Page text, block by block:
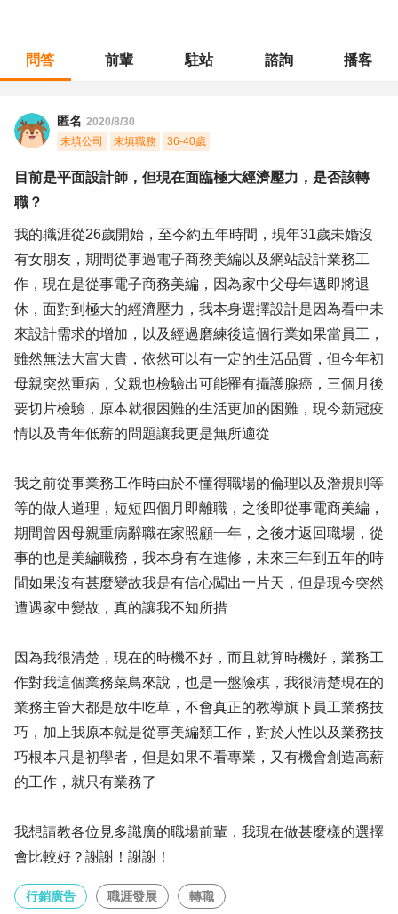
問答 前輩 駐站 諮詢 播客
匿名 2020/8/30
未填公司
未填職務 36-40歲
目前是平面設計師，但現在面臨極大經濟壓力，是否該轉
職？
我的職涯從26歲開始，至今約五年時間，現年31歲未婚沒
有女朋友，期間從事過電子商務美編以及網站設計業務工
作，現在是從事電子商務美編，因為家中父母年邁即將退
休，面對到極大的經濟壓力，我本身選擇設計是因為看中未
來設計需求的增加，以及經過磨練後這個行業如果當員工，
雖然無法大富大貴，依然可以有一定的生活品質，但今年初
母親突然重病，父親也檢驗出可能罹有攝護腺癌，三個月後
要切片檢驗，原本就很困難的生活更加的困難，現今新冠疫
情以及青年低薪的問題讓我更是無所適從
我之前從事業務工作時由於不懂得職場的倫理以及潛規則等
等的做人道理，短短四個月即離職，之後即從事電商美編，
期間曾因母親重病辭職在家照顧一年，之後才返回職場，從
事的也是美編職務，我本身有在進修，未來三年到五年的時
間如果沒有甚麼變故我是有信心闖出一片天，但是現今突然
遭遇家中變故，真的讓我不知所措
因為我很清楚，現在的時機不好，而且就算時機好，業務工
作對我這個業務菜鳥來說，也是一盤險棋，我很清楚現在的
業務主管大都是放牛吃草，不會真正的教導旗下員工業務技
巧，加上我原本就是從事美編類工作，對於人性以及業務技
巧根本只是初學者，但是如果不看專業，又有機會創造高薪
的工作，就只有業務了
我想請教各位見多識廣的職場前輩，我現在做甚麼樣的選擇
會比較好？謝謝！謝謝！
行銷廣告 職涯發展 轉職